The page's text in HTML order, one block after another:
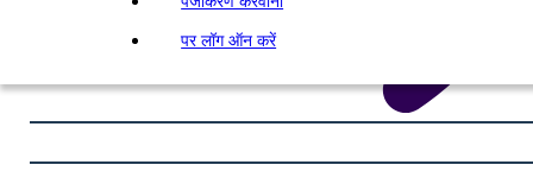
पर लॉग ऑन करें